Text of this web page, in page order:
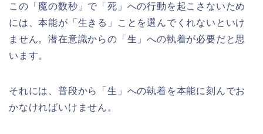
この「魔の数秒」で「死」への行動を起こさないため
には、本能が「生きる」ことを選んでくれないといけ
ません。潜在意識からの「生」への執着が必要だと思
います。
それには、普段から「生」への執着を本能に刻んでお
かなければいけません。